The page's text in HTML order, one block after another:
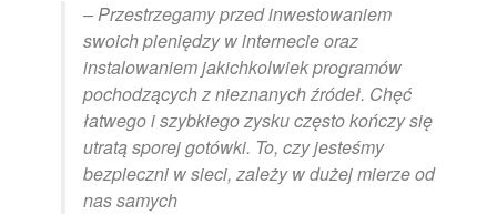
– Przestrzegamy przed inwestowaniem
swoich pieniędzy w internecie oraz
instalowaniem jakichkolwiek programów
pochodzących z nieznanych źródeł. Chęć
łatwego i szybkiego zysku często kończy się
utratą sporej gotówki. To, czy jesteśmy
bezpieczni w sieci, zależy w dużej mierze od
nas samych